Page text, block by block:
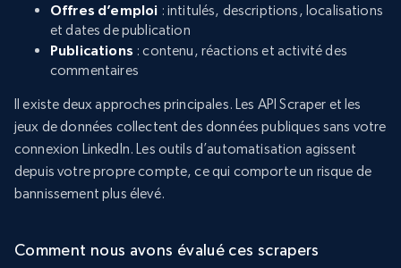
Offres d’emploi : intitulés, descriptions, localisations
et dates de publication
Publications : contenu, réactions et activité des
commentaires
Il existe deux approches principales. Les API Scraper et les
jeux de données collectent des données publiques sans votre
connexion LinkedIn. Les outils d’automatisation agissent
depuis votre propre compte, ce qui comporte un risque de
bannissement plus élevé.
Comment nous avons évalué ces scrapers